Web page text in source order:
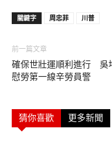
關鍵字 周忠菲 川普
前一篇文章
確保世壯運順利進行 吳
慰勞第一線辛勞員警
猜你喜歡 更多新聞